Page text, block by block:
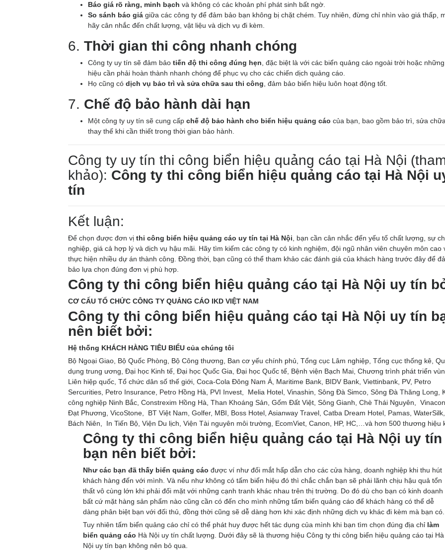
Báo giá rõ ràng, minh bạch và không có các khoản phí phát sinh bất ngờ.
So sánh báo giá giữa các công ty để đảm bảo bạn không bị chặt chém. Tuy nhiên, đừng chỉ nhìn vào giá thấp,
hãy cân nhắc đến chất lượng, vật liệu và dịch vụ đi kèm.
6. Thời gian thi công nhanh chóng
Công ty uy tín sẽ đảm bảo tiến độ thi công đúng hẹn , đặc biệt là với các biển quảng cáo ngoài trời hoặc
hiệu cần phải hoàn thành nhanh chóng để phục vụ cho các chiến dịch quảng cáo.
Họ cũng có dịch vụ bảo trì và sửa chữa sau thi công , đảm bảo biển hiệu luôn hoạt động tốt.
7. Chế độ bảo hành dài hạn
Một công ty uy tín sẽ cung cấp chế độ bảo hành cho biển hiệu quảng cáo của bạn, bao gồm bảo trì, sửa chữa,
thay thế khi cần thiết trong thời gian bảo hành.
Công ty uy tín thi công biển hiệu quảng cáo tại Hà Nội
khảo): Công ty thi công biển hiệu quảng cáo tại Hà Nội
tín
Kết luận:
Để chọn được đơn vị thi công biển hiệu quảng cáo uy tín tại Hà Nội , bạn cần cân nhắc đến yếu tố chất lượng, sự
nghiệp, giá cả hợp lý và dịch vụ hậu mãi. Hãy tìm kiếm các công ty có kinh nghiệm, đội ngũ nhân viên chuyên môn cao
thực hiện nhiều dự án thành công. Đồng thời, bạn cũng có thể tham khảo các đánh giá của khách hàng trước đây để
bảo lựa chọn đúng đơn vị phù hợp.
Công ty thi công biển hiệu quảng cáo tại Hà Nội uy tín
CƠ CẤU TỔ CHỨC CÔNG TY QUẢNG CÁO IKD VIỆT NAM
Công ty thi công biển hiệu quảng cáo tại Hà Nội uy tín
nên biết bởi:
Hệ thống KHÁCH HÀNG TIÊU BIỂU của chúng tôi
Bộ Ngoại Giao, Bộ Quốc Phòng, Bộ Công thương, Ban cơ yếu chính phủ, Tổng cục Lâm nghiệp, Tổng cục thống kê,
dụng trung ương, Đại học Kinh tế, Đại học Quốc Gia, Đại học Quốc tế, Bệnh viện Bạch Mai, Chương trình phát triển
Liên hiệp quốc, Tổ chức dân số thế giới, Coca-Cola Đông Nam Á, Maritime Bank, BIDV Bank, Viettinbank, PV, Petro
Sercurities, Petro Insurance, Petro Hồng Hà, PVI Invest, Melia Hotel, Vinashin, Sông Đà Simco, Sông Đà Thăng Long,
công nghiệp Ninh Bắc, Constrexim Hồng Hà, Than Khoáng Sản, Gốm Đất Việt, Sông Gianh, Chè Thái Nguyên,
Đạt Phương, VicoStone, BT Việt Nam, Golfer, MBI, Boss Hotel, Asianway Travel, Catba Dream Hotel, Pamas,
Bách Niên, In Tiến Bộ, Viện Du lịch, Viện Tài nguyên môi trường, EcomViet, Canon, HP, HC,…và hơn 500 thương hiệu
Công ty thi công biển hiệu quảng cáo tại Hà Nội uy tín
bạn nên biết bởi:
Như các bạn đã thấy biển quảng cáo được ví như đối mắt hấp dẫn cho các cửa hàng, doanh nghiệp khi thu hút
khách hàng đến với mình. Và nếu như không có tấm biển hiệu đó thì chắc chắn bạn sẽ phải lãnh chịu hậu quả tổn
thất vô cùng lớn khi phải đối mặt với những cạnh tranh khác nhau trên thị trường. Do đó dù cho bạn có kinh doanh
bất cứ mặt hàng sản phẩm nào cũng cần có đến cho mình những tấm biển quảng cáo để khách hàng có thể dễ
dàng phân biệt bạn với đối thủ, đồng thời cũng sẽ dễ dàng hơn khi xác định những dịch vụ khác đi kèm mà bạn có.
Tuy nhiên tấm biển quảng cáo chỉ có thể phát huy được hết tác dụng của mình khi bạn tìm chọn đúng địa chỉ làm
biển quảng cáo Hà Nội uy tín chất lượng. Dưới đây sẽ là thương hiệu Công ty thi công biển hiệu quảng cáo tại Hà
Nội uy tín bạn không nên bỏ qua.